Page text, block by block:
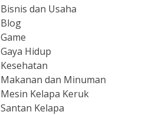
Bisnis dan Usaha
Blog
Game
Gaya Hidup
Kesehatan
Makanan dan Minuman
Mesin Kelapa Keruk
Santan Kelapa